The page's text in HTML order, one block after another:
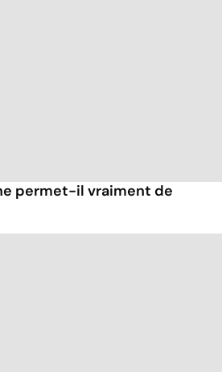
permet-il vraiment de